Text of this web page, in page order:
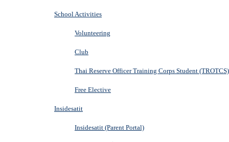
School Activities
Volunteering
Club
Thai Reserve Officer Training Corps Student (TROTCS)
Free Elective
Insidesatit
Insidesatit (Parent Portal)